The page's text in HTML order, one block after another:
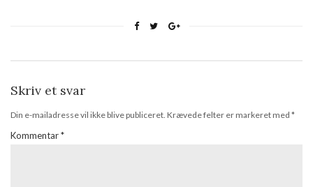
Skriv et svar
Din e-mailadresse vil ikke blive publiceret. Krævede felter er markeret med *
Kommentar*